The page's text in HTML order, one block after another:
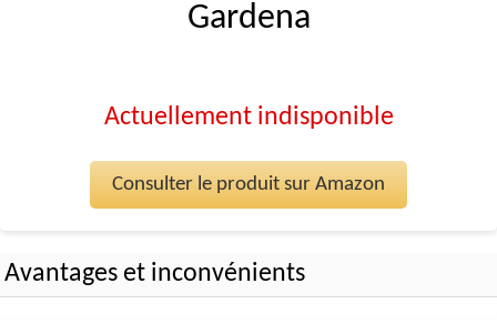
Gardena
Actuellement indisponible
Consulter le produit sur Amazon
Avantages et inconvénients